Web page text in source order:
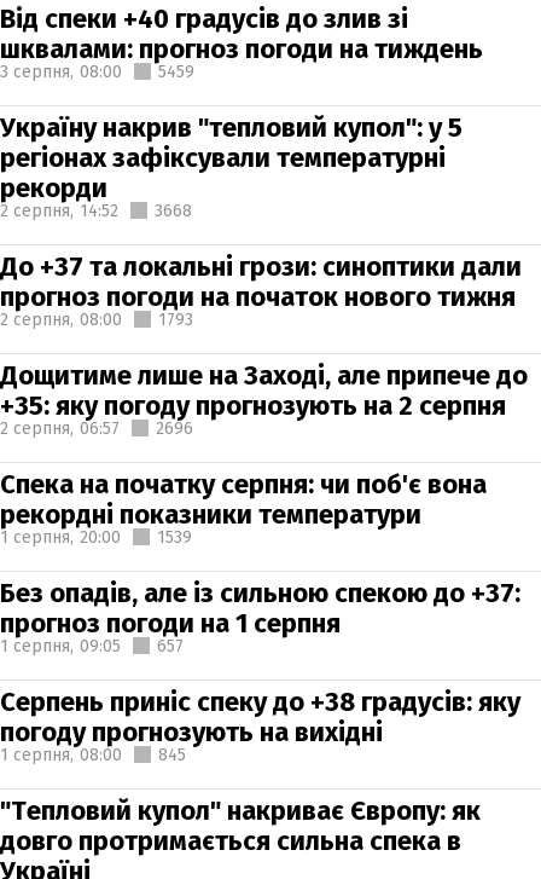
Від спеки +40 градусів до злив зі
шквалами: прогноз погоди на тиждень
3 серпня, 08:00 5459
Україну накрив "тепловий купол": у 5
регіонах зафіксували температурні
рекорди
2 серпня, 14:52 3668
До +37 та локальні грози: синоптики дали
прогноз погоди на початок нового тижня
2 серпня, 08:00 1793
Дощитиме лише на Заході, але припече до
+35: яку погоду прогнозують на 2 серпня
2 серпня, 06:57 2696
Спека на початку серпня: чи поб'є вона
рекордні показники температури
1 серпня, 20:00 1539
Без опадів, але із сильною спекою до +37:
прогноз погоди на 1 серпня
1 серпня, 09:05 657
Серпень приніс спеку до +38 градусів: яку
погоду прогнозують на вихідні
1 серпня, 08:00 845
"Тепловий купол" накриває Європу: як
довго протримається сильна спека в
Україні